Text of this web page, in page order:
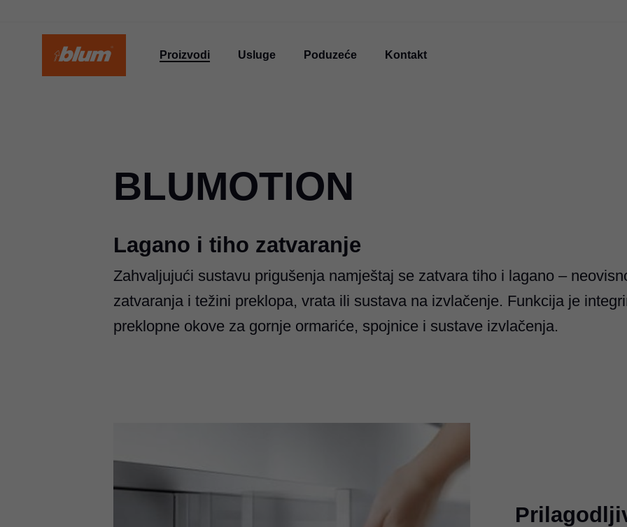
Proizvodi Usluge Poduzeće Kontakt
BLUMOTION
Lagano i tiho zatvaranje
Zahvaljujući sustavu prigušenja namještaj se zatvara tiho i lagano –
zatvaranja i težini preklopa, vrata ili sustava na izvlačenje. Funkcija je
preklopne okove za gornje ormariće, spojnice i sustave izvlačenja.